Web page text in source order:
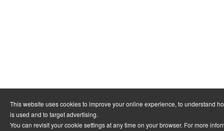
This website uses cookies to improve your online experience, to understand
is used and to target advertising.
You can revisit your cookie settings at any time on your browser. For more